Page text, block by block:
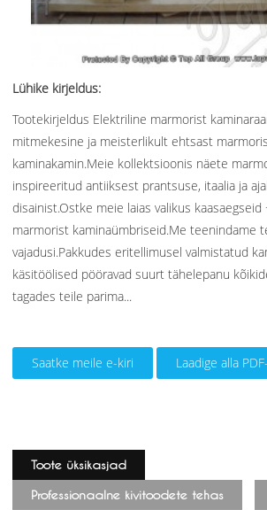
Lühike kirjeldus:
Tootekirjeldus Elektriline marmorist
mitmekesine ja meisterlikult ehtsast
kaminakamin.Meie kollektsioonis näete
inspireeritud antiiksest prantsuse, itaalia ja
disainist.Ostke meie laias valikus kaasaegseid
marmorist kaminaümbriseid.Me teenindame
vajadusi.Pakkudes eritellimusel valmistatud
käsitöölised pööravad suurt tähelepanu
tagades teile parima...
Saatke meile e-kiri Laadige alla
Toote üksikasjad
Professionaalne kivitoodete tehas